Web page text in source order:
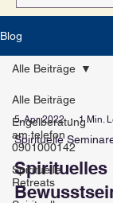
Blog
Alle Beiträge
Engelberatung
am telefon
0901000142
Spirituelle
Retreats
Alle Beiträge
5. Apr. 2022 1 Min.
Spirituelle
Spirituelles